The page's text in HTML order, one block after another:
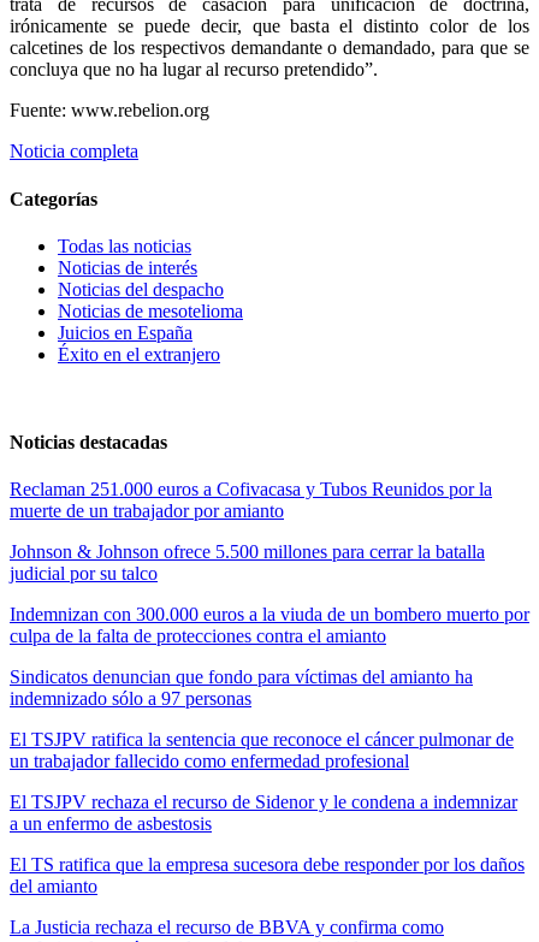
trata de recursos de casación para unificación de doctrina,
irónicamente se puede decir, que basta el distinto color de los
calcetines de los respectivos demandante o demandado, para que se
concluya que no ha lugar al recurso pretendido”.
Fuente: www.rebelion.org
Noticia completa
Categorías
Todas las noticias
Noticias de interés
Noticias del despacho
Noticias de mesotelioma
Juicios en España
Éxito en el extranjero
Noticias destacadas
Reclaman 251.000 euros a Cofivacasa y Tubos Reunidos por la
muerte de un trabajador por amianto
Johnson & Johnson ofrece 5.500 millones para cerrar la batalla
judicial por su talco
Indemnizan con 300.000 euros a la viuda de un bombero muerto por
culpa de la falta de protecciones contra el amianto
Sindicatos denuncian que fondo para víctimas del amianto ha
indemnizado sólo a 97 personas
El TSJPV ratifica la sentencia que reconoce el cáncer pulmonar de
un trabajador fallecido como enfermedad profesional
El TSJPV rechaza el recurso de Sidenor y le condena a indemnizar
a un enfermo de asbestosis
El TS ratifica que la empresa sucesora debe responder por los daños
del amianto
La Justicia rechaza el recurso de BBVA y confirma como